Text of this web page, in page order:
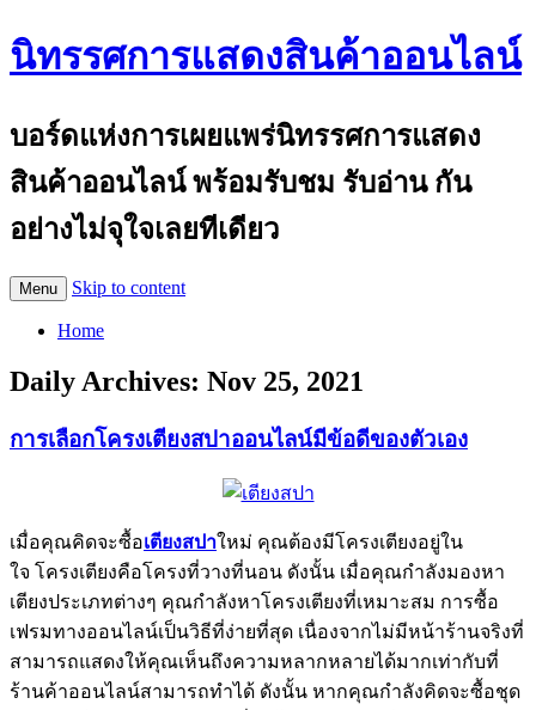
นิทรรศการแสดงสินค้าออนไลน์
บอร์ดแห่งการเผยแพร่นิทรรศการแสดง
สินค้าออนไลน์ พร้อมรับชม รับอ่าน กัน
อย่างไม่จุใจเลยทีเดียว
Menu Skip to content
Home
Daily Archives: Nov 25, 2021
การเลือกโครงเตียงสปาออนไลน์มีข้อดีของตัวเอง
เมื่อคุณคิดจะซื้อเตียงสปาใหม่ คุณต้องมีโครงเตียงอยู่ใน
ใจ โครงเตียงคือโครงที่วางที่นอน ดังนั้น เมื่อคุณกำลังมองหา
เตียงประเภทต่างๆ คุณกำลังหาโครงเตียงที่เหมาะสม การซื้อ
เฟรมทางออนไลน์เป็นวิธีที่ง่ายที่สุด เนื่องจากไม่มีหน้าร้านจริงที่
สามารถแสดงให้คุณเห็นถึงความหลากหลายได้มากเท่ากับที่
ร้านค้าออนไลน์สามารถทำได้ ดังนั้น หากคุณกำลังคิดจะซื้อชุด